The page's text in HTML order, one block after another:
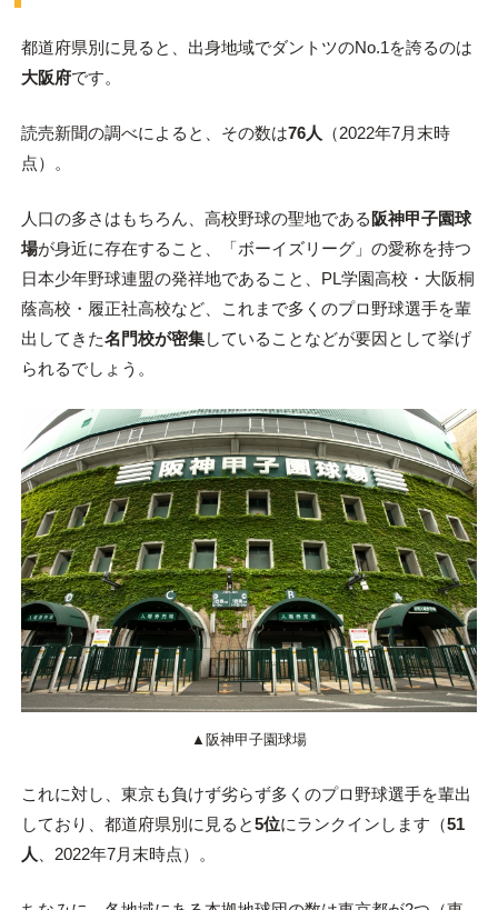
都道府県別に見ると、出身地域でダントツのNo.1を誇るのは
大阪府です。
読売新聞の調べによると、その数は76人
（2022年7月末時
点）。
人口の多さはもちろん、高校野球の聖地である 阪神甲子園球
場が身近に存在すること、「ボーイズリーグ」の愛称を持つ
日本少年野球連盟の発祥地であること、PL学園高校・大阪桐
蔭高校・履正社高校など、これまで多くのプロ野球選手を輩
出してきた名門校が密集していることなどが要因として挙げ
られるでしょう。
▲阪神甲子園球場
これに対し、東京も負けず劣らず多くのプロ野球選手を輩出
しており、都道府県別に見ると5位にランクインします（51
人
、2022年7月末時点）。